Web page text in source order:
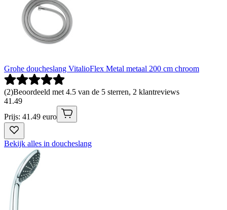
Grohe doucheslang VitalioFlex Metal metaal 200 cm chroom
(2)Beoordeeld met 4.5 van de 5 sterren, 2 klantreviews
41 .49
Prijs: 41.49 euro
Bekijk alles in doucheslang